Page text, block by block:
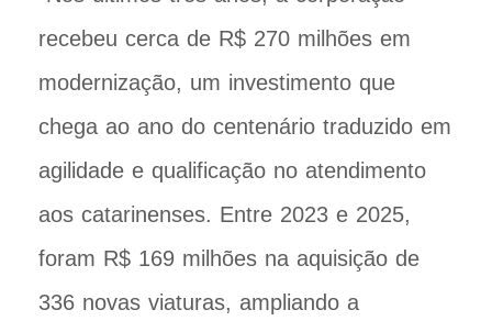
recebeu cerca de R$ 270 milhões em
modernização, um investimento que
chega ao ano do centenário traduzido em
agilidade e qualificação no atendimento
aos catarinenses. Entre 2023 e 2025,
foram R$ 169 milhões na aquisição de
336 novas viaturas, ampliando a